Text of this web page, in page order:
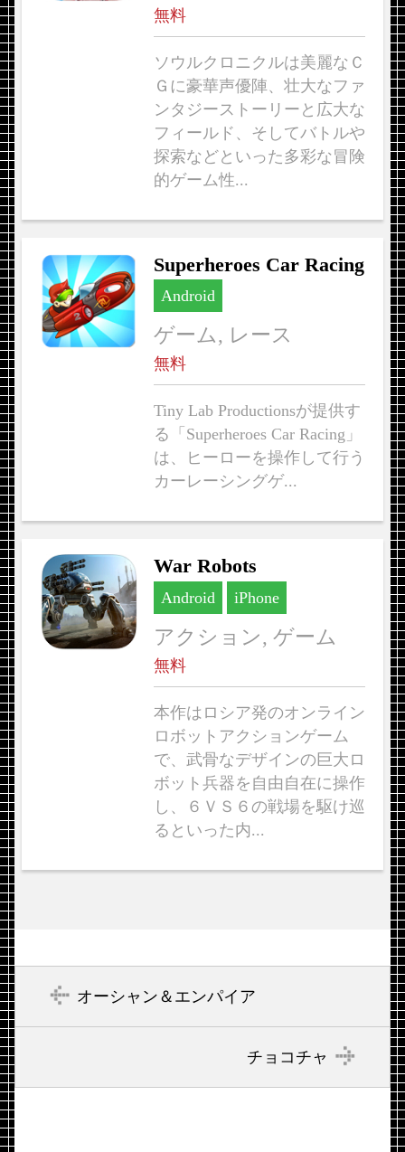
無料
ソウルクロニクルは美麗なＣ
Ｇに豪華声優陣、壮大なファ
ンタジーストーリーと広大な
フィールド、そしてバトルや
探索などといった多彩な冒険
的ゲーム性...
Superheroes Car Racing
Android
ゲーム, レース
無料
Tiny Lab Productionsが提供す
る「Superheroes Car Racing」
は、ヒーローを操作して行う
カーレーシングゲ...
War Robots
Android iPhone
アクション, ゲーム
無料
本作はロシア発のオンライン
ロボットアクションゲーム
で、武骨なデザインの巨大ロ
ボット兵器を自由自在に操作
し、６ＶＳ６の戦場を駆け巡
るといった内...
オーシャン＆エンパイア
チョコチャ